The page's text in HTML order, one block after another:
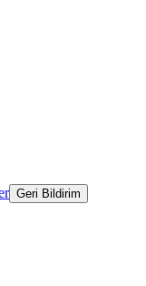
Geri Bildirim